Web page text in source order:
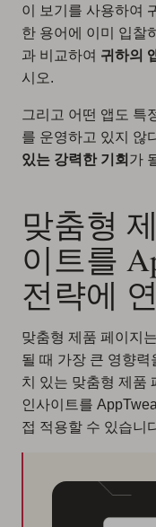
이 보기를 사용하여
한 용어에 이미 입찰
과 비교하여 귀하의
시오.
그리고 어떤 앱도 특
를 운영하고 있지 않
있는 강력한 기회 가
맞춤형
이트를
전략에
맞춤형 제품 페이지는
될 때 가장 큰 영향
치 있는 맞춤형 제품
인사이트를
접 적용할 수 있습니